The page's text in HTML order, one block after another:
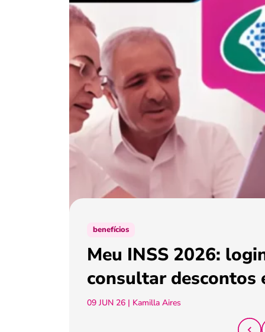
benefícios
Meu INSS 2026:
consultar descontos
09 JUN 26 | Kamilla Aires